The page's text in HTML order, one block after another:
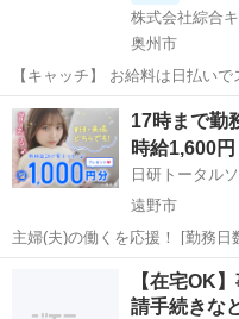
株式会社綜合
奥州市
【キャッチ】 お給料は日払い
OK！「半導体製造装置の機械
辺！20代～40代のスタッフが多数活躍中★ 【コメ
事が豊富★未経験で働い...
岩手 奥州市 一般事務
17時まで勤
時給1,600円
日研トータル
遠野市
主婦(夫)の働くを応援！ [勤務日数]： 週5日~5日 08:00~17:00 月/火/水/
木/金 [勤務地・最寄駅]： 岩手県遠野市 【派遣元】日研トータルソー
その他
【在宅OK
請手続きな